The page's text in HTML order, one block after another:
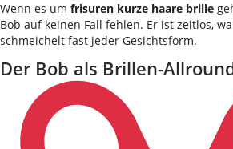
Wenn es um frisuren kurze haare brille
Bob auf keinen Fall fehlen. Er ist zeitlos,
schmeichelt fast jeder Gesichtsform.
Der Bob als Brillen-